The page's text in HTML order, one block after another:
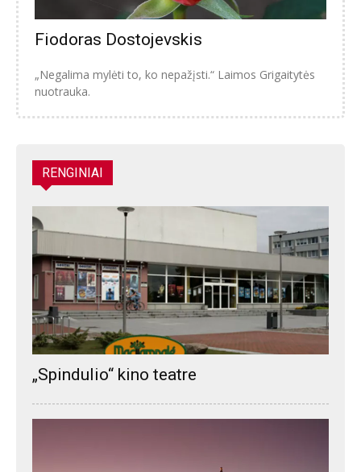
Fiodoras Dostojevskis
„Negalima mylėti to, ko nepažįsti.“ Laimos Grigaitytės
nuotrauka.
RENGINIAI
„Spindulio“ kino teatre